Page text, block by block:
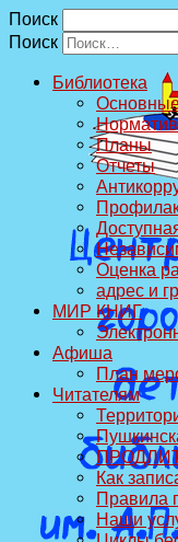
Поиск
Поиск
Библиотека
Планы
Отчеты
Оценка
адрес и
МИР КНИГ
Афиша
План
Читателям
Как
Правила
Наши